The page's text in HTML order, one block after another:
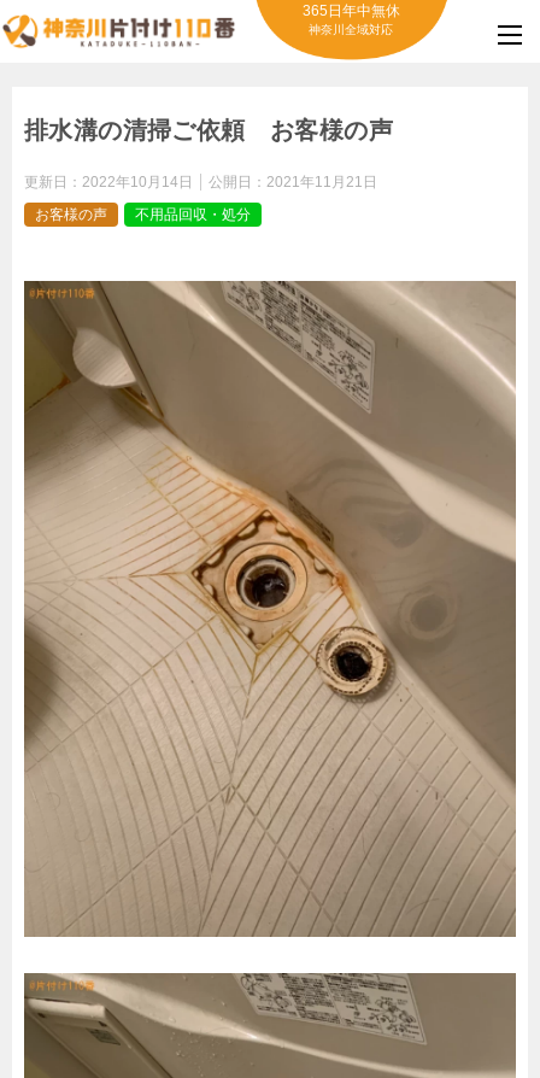
365日年中無休
神奈川全域対応
排水溝の清掃ご依頼 お客様の声
更新日： 2022年10月14日 公開日： 2021年11月21日
お客様の声
不用品回収・処分